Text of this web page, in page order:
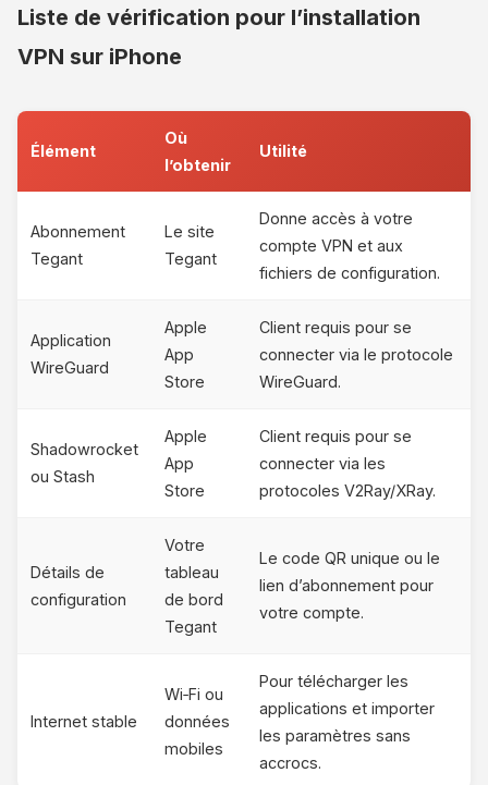
Liste de vérification pour l’installation
VPN sur iPhone
Élément
Où
l’obtenir
Utilité
Abonnement
Tegant
Le site
Tegant
Donne accès à votre
compte VPN et aux
fichiers de configuration.
Application
WireGuard
Apple
App
Store
Client requis pour se
connecter via le protocole
WireGuard.
Shadowrocket
ou Stash
Apple
App
Store
Client requis pour se
connecter via les
protocoles V2Ray/XRay.
Détails de
configuration
Votre
tableau
de bord
Tegant
Le code QR unique ou le
lien d’abonnement pour
votre compte.
Internet stable
Wi‑Fi ou
données
mobiles
Pour télécharger les
applications et importer
les paramètres sans
accrocs.